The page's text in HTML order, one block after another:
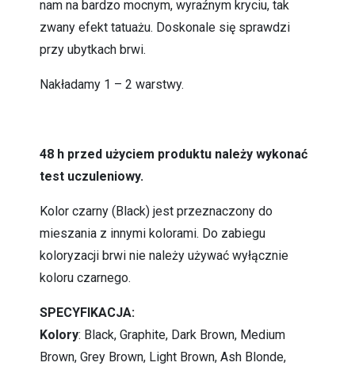
nam na bardzo mocnym, wyraźnym kryciu, tak
zwany efekt tatuażu. Doskonale się sprawdzi
przy ubytkach brwi.
Nakładamy 1 – 2 warstwy.
48 h przed użyciem produktu należy wykonać
test uczuleniowy.
Kolor czarny (Black) jest przeznaczony do
mieszania z innymi kolorami. Do zabiegu
koloryzacji brwi nie należy używać wyłącznie
koloru czarnego.
SPECYFIKACJA:
Kolory: Black, Graphite, Dark Brown, Medium
Brown, Grey Brown, Light Brown, Ash Blonde,